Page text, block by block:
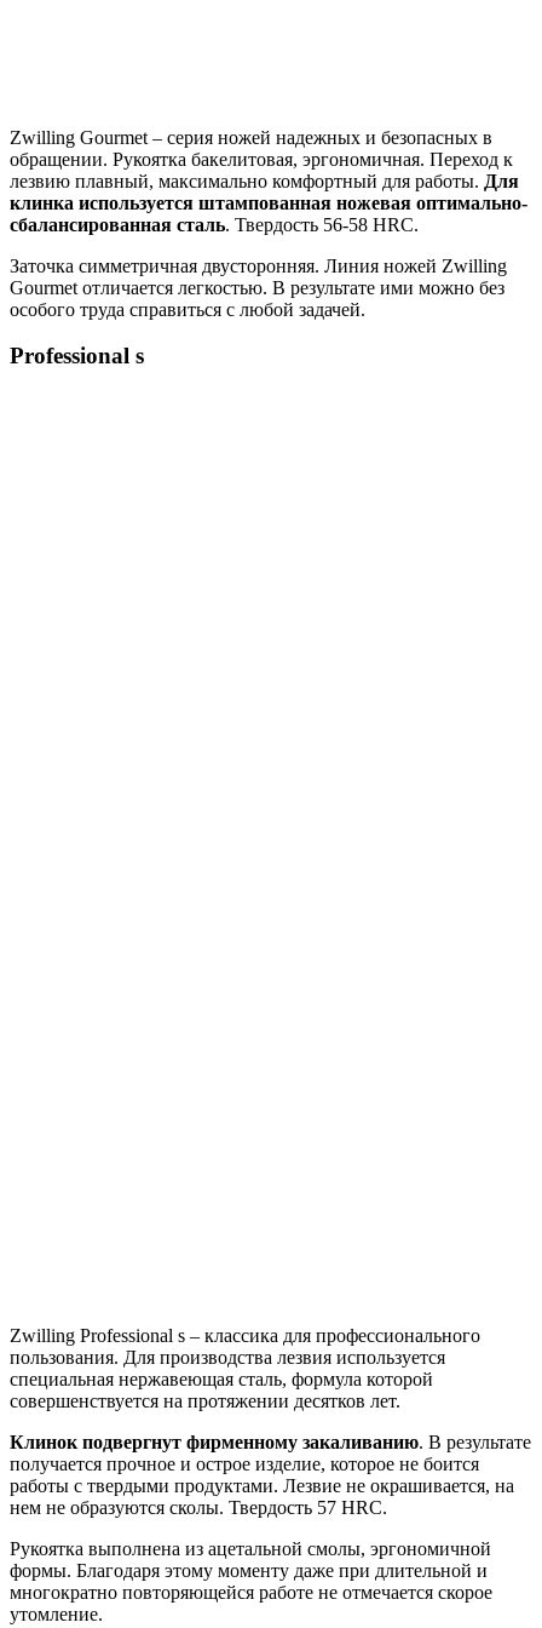
Zwilling Gourmet – серия ножей надежных и безопасных в
обращении. Рукоятка бакелитовая, эргономичная. Переход к
лезвию плавный, максимально комфортный для работы. Для
клинка используется штампованная ножевая оптимально-
сбалансированная сталь. Твердость 56-58 HRC.
Заточка симметричная двусторонняя. Линия ножей Zwilling
Gourmet отличается легкостью. В результате ими можно без
особого труда справиться с любой задачей.
Professional s
Zwilling Professional s – классика для профессионального
пользования. Для производства лезвия используется
специальная нержавеющая сталь, формула которой
совершенствуется на протяжении десятков лет.
Клинок подвергнут фирменному закаливанию. В результате
получается прочное и острое изделие, которое не боится
работы с твердыми продуктами. Лезвие не окрашивается, на
нем не образуются сколы. Твердость 57 HRC.
Рукоятка выполнена из ацетальной смолы, эргономичной
формы. Благодаря этому моменту даже при длительной и
многократно повторяющейся работе не отмечается скорое
утомление.